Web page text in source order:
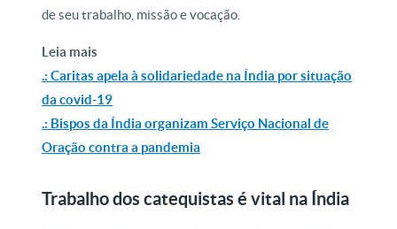
de seu trabalho, missão e vocação.
Leia mais
.: Caritas apela à solidariedade na Índia por situação
da covid-19
.: Bispos da Índia organizam Serviço Nacional de
Oração contra a pandemia
Trabalho dos catequistas é vital na Índia